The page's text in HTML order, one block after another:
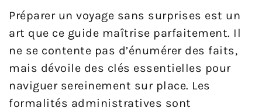
Préparer un voyage sans surprises est un
art que ce guide maîtrise parfaitement. Il
ne se contente pas d’énumérer des faits,
mais dévoile des clés essentielles pour
naviguer sereinement sur place. Les
formalités administratives sont